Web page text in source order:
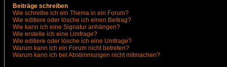
Beiträge schreiben
Wie schreibe ich ein Thema in ein Forum?
Wie editiere oder lösche ich einen Beitrag?
Wie kann ich eine Signatur anhängen?
Wie erstelle ich eine Umfrage?
Wie editiere oder lösche ich eine Umfrage?
Warum kann ich ein Forum nicht betreten?
Warum kann ich bei Abstimmungen nicht mitmachen?